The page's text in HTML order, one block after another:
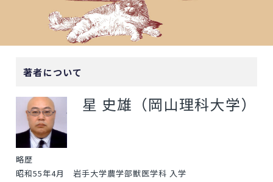
著者について
星 史雄（岡山理科大学）
略歴
昭和55年4月 岩手大学農学部獣医学科 入学